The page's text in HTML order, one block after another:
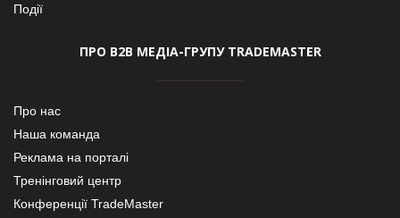
Події
ПРО В2В МЕДІА-ГРУПУ TRADEMASTER
Про нас
Наша команда
Реклама на порталі
Тренінговий центр
Конференції TradeMaster